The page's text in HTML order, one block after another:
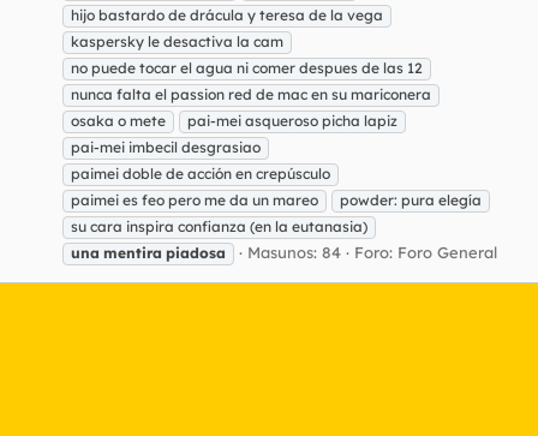
hijo bastardo de drácula y teresa de la vega
kaspersky le desactiva la cam
no puede tocar el agua ni comer despues de las 12
nunca falta el passion red de mac en su mariconera
osaka o mete
pai-mei asqueroso picha lapiz
pai-mei imbecil desgrasiao
paimei doble de acción en crepúsculo
paimei es feo pero me da un mareo
powder: pura elegía
su cara inspira confianza (en la eutanasia)
una mentira piadosa Masunos: 84 Foro: Foro General